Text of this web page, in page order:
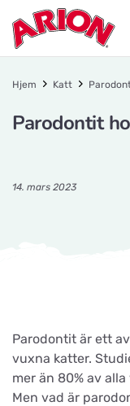
Hjem Katt
Parodontit
14. mars 2023
Parodontit är ett
vuxna katter.
mer än 80% av
Men vad är